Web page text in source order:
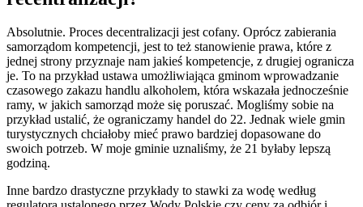
Absolutnie. Proces decentralizacji jest cofany. Oprócz zabierania
samorządom kompetencji, jest to też stanowienie prawa, które z
jednej strony przyznaje nam jakieś kompetencje, z drugiej ogranicza
je. To na przykład ustawa umożliwiająca gminom wprowadzanie
czasowego zakazu handlu alkoholem, która wskazała jednocześnie
ramy, w jakich samorząd może się poruszać. Mogliśmy sobie na
przykład ustalić, że ograniczamy handel do 22. Jednak wiele gmin
turystycznych chciałoby mieć prawo bardziej dopasowane do
swoich potrzeb. W moje gminie uznaliśmy, że 21 byłaby lepszą
godziną.
Inne bardzo drastyczne przykłady to stawki za wodę według